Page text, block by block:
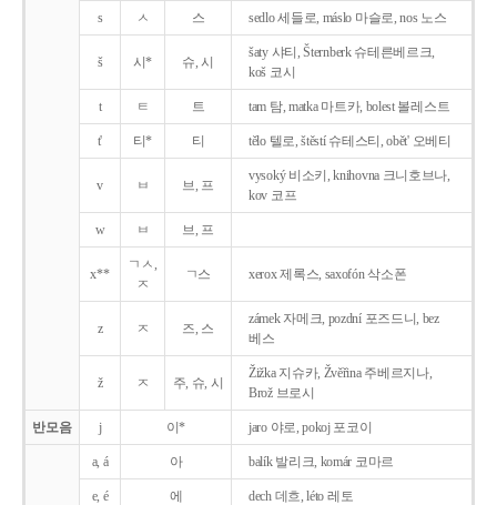
s ㅅ 스 sedlo 세들로, máslo 마슬로, nos 노스
š 시* 슈, 시
šaty 샤티, Šternberk 슈테른베르크,
koš 코시
t ㅌ 트 tam 탐, matka 마트카, bolest 볼레스트
t' 티* 티 tělo 텔로, štěstí 슈테스티, obět' 오베티
v ㅂ 브, 프
vysoký 비소키, knihovna 크니호브나,
kov 코프
w ㅂ 브, 프
x**
ㄱㅅ,
ㅈ
ㄱ스 xerox 제록스, saxofón 삭소폰
z ㅈ 즈, 스
zámek 자메크, pozdní 포즈드니, bez
베스
ž ㅈ 주, 슈, 시
Žižka 지슈카, Žvěřina 주베르지나,
Brož 브로시
반모음 j 이* jaro 야로, pokoj 포코이
a, á 아 balík 발리크, komár 코마르
e, é 에 dech 데흐, léto 레토